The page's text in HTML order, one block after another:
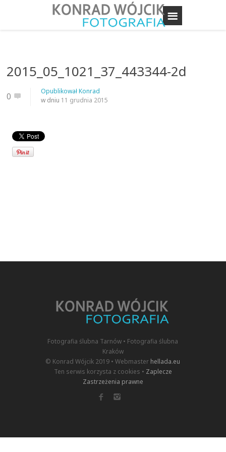
2015_05_1021_37_443344-2d
0 OpublikowałKonrad
w dniu 11 grudnia 2015
Fotografia ślubna Tarnów • Fotografia ślubna
Kraków
© Konrad Wójcik 2019 • Webmaster hellada.eu
Ten serwis korzysta z cookies • Zaplecze
Zastrzeżenia prawne